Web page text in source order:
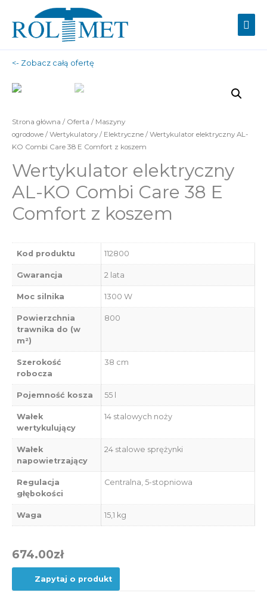
<- Zobacz całą ofertę
Strona główna / Oferta / Maszyny
ogrodowe / Wertykulatory / Elektryczne / Wertykulator elektryczny AL-
KO Combi Care 38 E Comfort z koszem
Wertykulator elektryczny
AL-KO Combi Care 38 E
Comfort z koszem
Kod produktu 112800
Gwarancja 2 lata
Moc silnika 1300 W
Powierzchnia
trawnika do (w
m²)
800
Szerokość
robocza
38 cm
Pojemność kosza 55 l
Wałek
wertykulujący
14 stalowych noży
Wałek
napowietrzający
24 stalowe sprężynki
Regulacja
głębokości
Centralna, 5-stopniowa
Waga 15,1 kg
674.00zł
Zapytaj o produkt